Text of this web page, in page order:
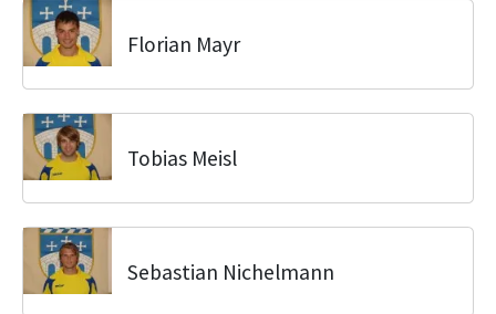
Florian Mayr
Tobias Meisl
Sebastian Nichelmann